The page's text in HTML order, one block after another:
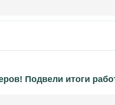
Подвели итоги